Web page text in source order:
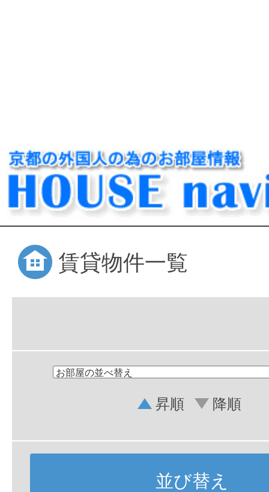
賃貸物件一覧
昇順 降順
並び替え